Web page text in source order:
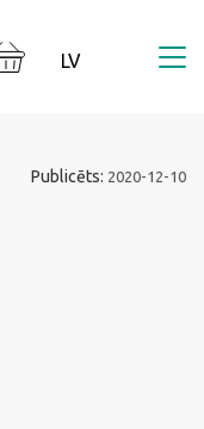
Publicēts: 2020-12-10